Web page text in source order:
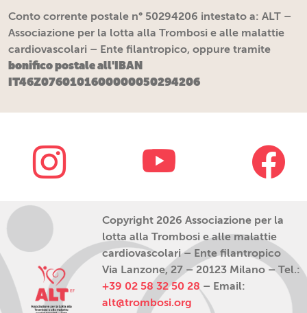
Conto corrente postale n° 50294206 intestato a: ALT –
Associazione per la lotta alla Trombosi e alle malattie
cardiovascolari – Ente filantropico, oppure tramite
bonifico postale all'IBAN
IT46Z0760101600000050294206
Copyright 2026 Associazione per la
lotta alla Trombosi e alle malattie
cardiovascolari – Ente filantropico
Via Lanzone, 27 – 20123 Milano – Tel.:
+39 02 58 32 50 28 – Email:
alt@trombosi.org